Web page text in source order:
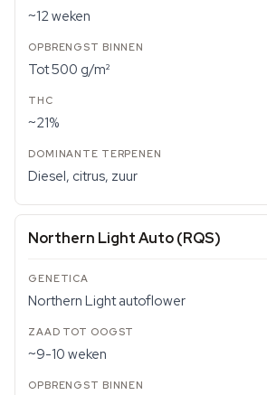
~12 weken
Tot 500 g/m²
~21%
Diesel, citrus, zuur
Northern Light Auto (RQS)
Northern Light autoflower
~9-10 weken